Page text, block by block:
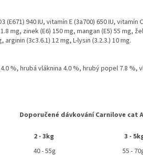
(E671) 940 IU, vitamín E (3a700) 650 IU,
mg, zinek (E6) 150 mg, mangan (E5) 55 mg,
arginin (3c3.6.1) 12 mg, L-lysin (3.2.3.) 10 mg.
%, hrubá vláknina 4.0 %, hrubý popel 7.8
Doporučené dávkování Carnilove cat
2 - 3kg 3 -
40 - 55g 55 -